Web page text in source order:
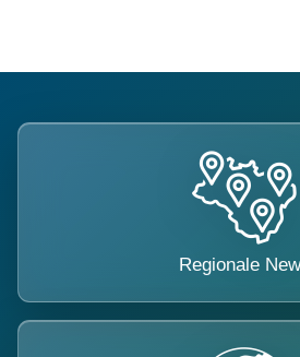
Regionale